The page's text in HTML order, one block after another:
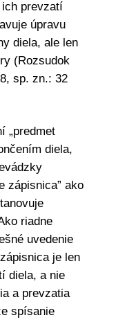
prevzatí
úpravu
diela, ale len
(Rozsudok
sp. zn.: 32
„predmet
diela,
zápisnica” ako
riadne
uvedenie
je len
diela, a nie
a prevzatia
spísanie